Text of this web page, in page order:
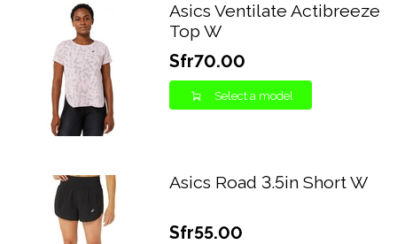
Asics Ventilate Actibreeze
Top W
Sfr70.00
Select a model
Asics Road 3.5in Short W
Sfr55.00